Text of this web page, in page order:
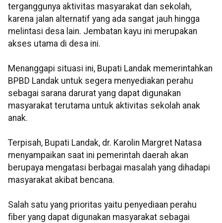
terganggunya aktivitas masyarakat dan sekolah,
karena jalan alternatif yang ada sangat jauh hingga
melintasi desa lain. Jembatan kayu ini merupakan
akses utama di desa ini.
Menanggapi situasi ini, Bupati Landak memerintahkan
BPBD Landak untuk segera menyediakan perahu
sebagai sarana darurat yang dapat digunakan
masyarakat terutama untuk aktivitas sekolah anak
anak.
Terpisah, Bupati Landak, dr. Karolin Margret Natasa
menyampaikan saat ini pemerintah daerah akan
berupaya mengatasi berbagai masalah yang dihadapi
masyarakat akibat bencana.
Salah satu yang prioritas yaitu penyediaan perahu
fiber yang dapat digunakan masyarakat sebagai